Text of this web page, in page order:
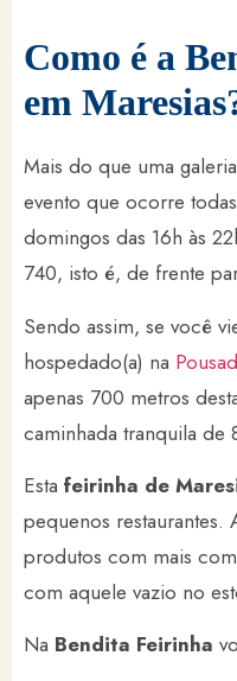
Como é a
em
Mais do que uma
evento que ocorre
domingos das 16h às
740, isto é, de frente
Sendo assim, se você
hospedado(a) na
apenas 700 metros
caminhada tranquila de
Esta feirinha de
pequenos restaurantes.
produtos com mais
com aquele vazio no
Na Bendita Feirinha